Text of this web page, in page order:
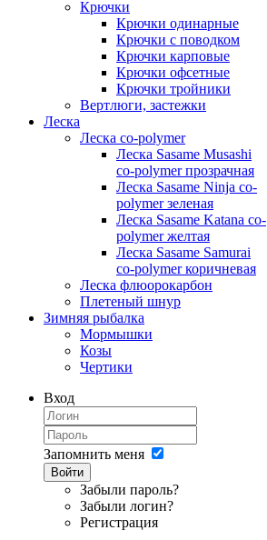
Крючки
Крючки одинарные
Крючки с поводком
Крючки карповые
Крючки офсетные
Крючки тройники
Вертлюги, застежки
Леска
Леска co-polymer
Леска Sasame Musashi
co-polymer прозрачная
Леска Sasame Ninja co-
polymer зеленая
Леска Sasame Katana co-
polymer желтая
Леска Sasame Samurai
co-polymer коричневая
Леска флюорокарбон
Плетеный шнур
Зимняя рыбалка
Мормышки
Козы
Чертики
Вход
Запомнить меня
Войти
Забыли пароль?
Забыли логин?
Регистрация